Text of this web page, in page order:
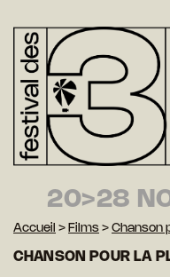
20>28
Accueil > Films > Chanson
CHANSON POUR LA